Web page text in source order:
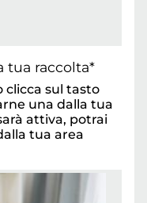
tua raccolta*
clicca sul tasto
una dalla tua
attiva, potrai
tua area